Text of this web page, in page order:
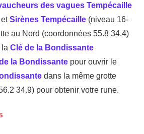
des vagues Tempécaille
etSirènes Tempécaille (niveau 16-
au Nord (coordonnées 55.8 34.4)
Clé de la Bondissante
la Bondissante pour ouvrir le
dans la même grotte
34.9) pour obtenir votre rune.